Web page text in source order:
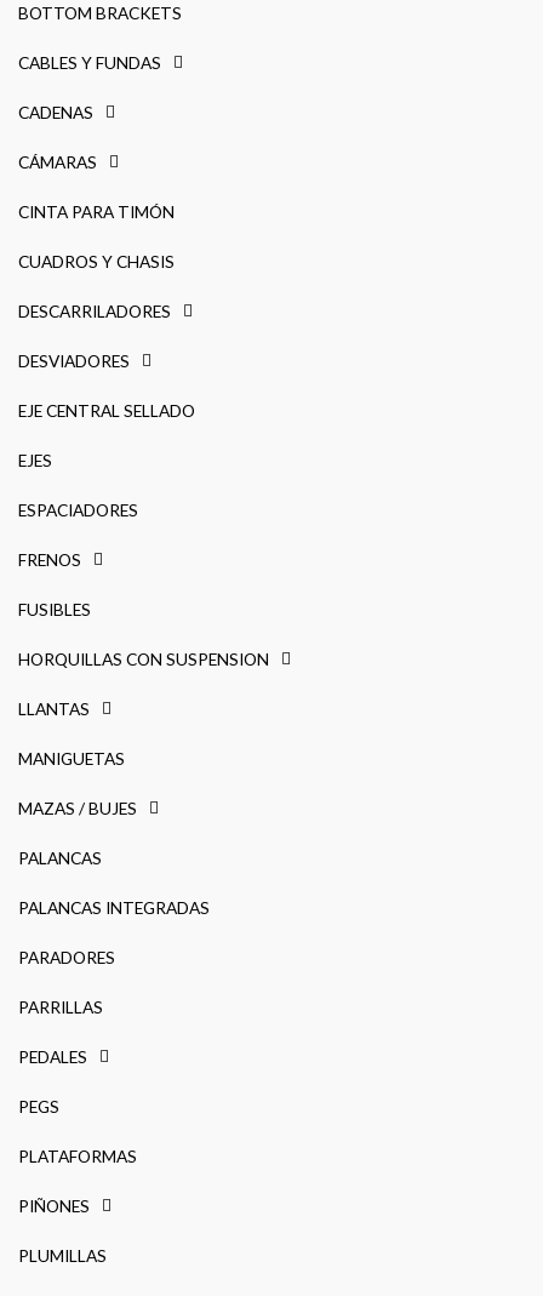
BOTTOM BRACKETS
CABLES Y FUNDAS
CADENAS
CÁMARAS
CINTA PARA TIMÓN
CUADROS Y CHASIS
DESCARRILADORES
DESVIADORES
EJE CENTRAL SELLADO
EJES
ESPACIADORES
FRENOS
FUSIBLES
HORQUILLAS CON SUSPENSION
LLANTAS
MANIGUETAS
MAZAS / BUJES
PALANCAS
PALANCAS INTEGRADAS
PARADORES
PARRILLAS
PEDALES
PEGS
PLATAFORMAS
PIÑONES
PLUMILLAS